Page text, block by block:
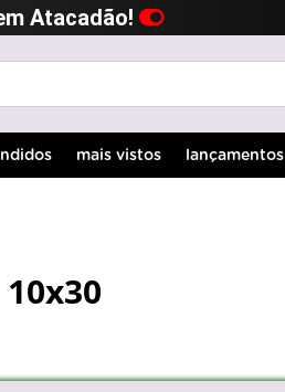
Atacadão!
mais vistos lançamentos